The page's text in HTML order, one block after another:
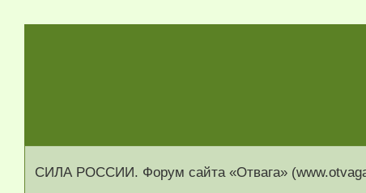
СИЛА РОССИИ. Форум сайта «Отвага»